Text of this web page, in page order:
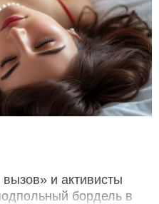
и активисты
бордель в